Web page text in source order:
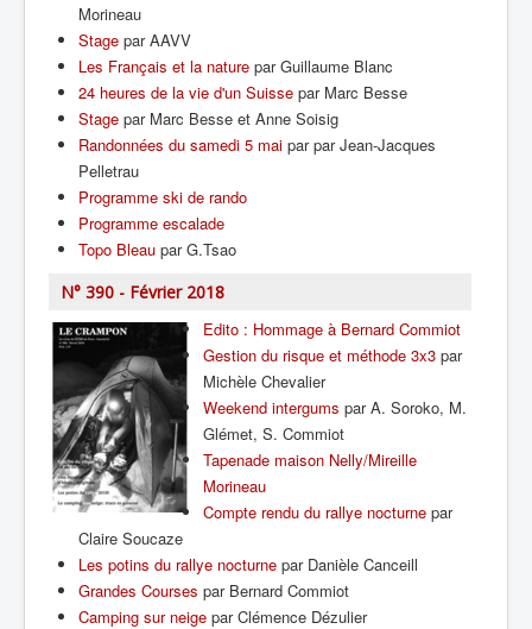
Morineau
Stage par AAVV
Les Français et la nature par Guillaume Blanc
24 heures de la vie d'un Suisse par Marc Besse
Stage par Marc Besse et Anne Soisig
Randonnées du samedi 5 mai par par Jean-Jacques
Pelletrau
Programme ski de rando
Programme escalade
Topo Bleau par G.Tsao
N° 390 - Février 2018
Edito : Hommage à Bernard Commiot
Gestion du risque et méthode 3x3 par
Michèle Chevalier
Weekend intergums par A. Soroko, M.
Glémet, S. Commiot
Tapenade maison Nelly/Mireille
Morineau
Compte rendu du rallye nocturne par
Claire Soucaze
Les potins du rallye nocturne par Danièle Canceill
Grandes Courses par Bernard Commiot
Camping sur neige par Clémence Dézulier